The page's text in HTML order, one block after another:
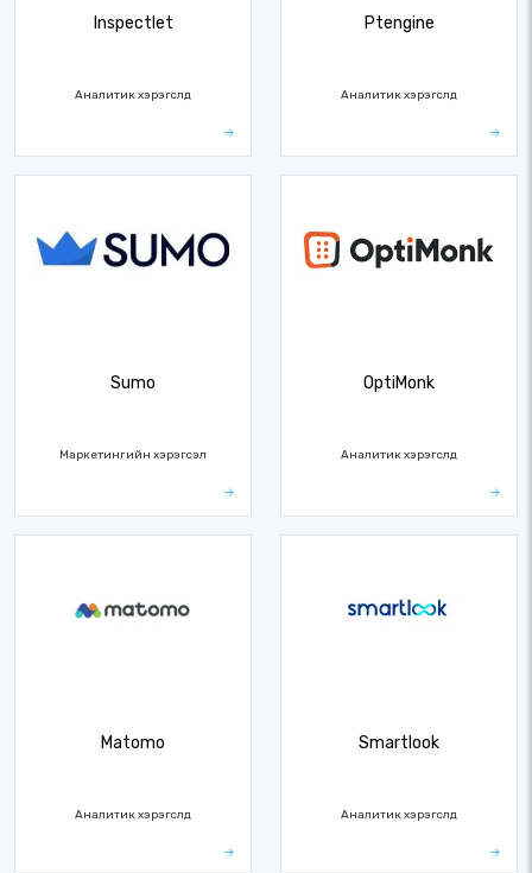
Inspectlet
Аналитик хэрэгслүүд
Ptengine
Аналитик хэрэгслүүд
Sumo
Маркетингийн хэрэгсэл
OptiMonk
Аналитик хэрэгслүүд
Matomo
Аналитик хэрэгслүүд
Smartlook
Аналитик хэрэгслүүд